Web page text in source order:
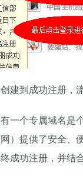
建到成功注册，
一个专属域名是
）提供了安全、
成功注册，并结